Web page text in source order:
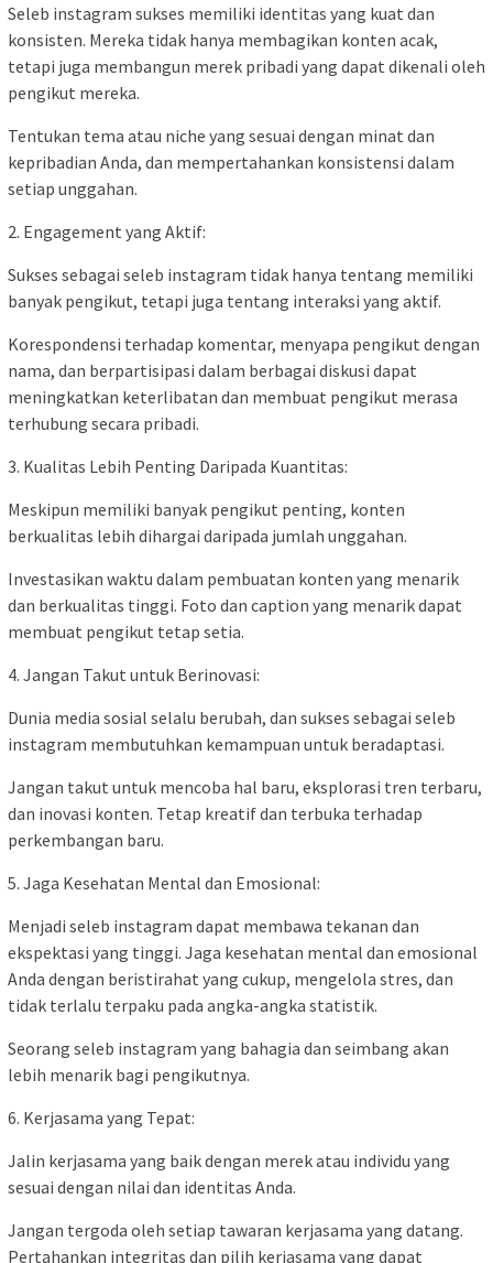
Seleb instagram sukses memiliki identitas yang kuat dan
konsisten. Mereka tidak hanya membagikan konten acak,
tetapi juga membangun merek pribadi yang dapat dikenali oleh
pengikut mereka.
Tentukan tema atau niche yang sesuai dengan minat dan
kepribadian Anda, dan mempertahankan konsistensi dalam
setiap unggahan.
2. Engagement yang Aktif:
Sukses sebagai seleb instagram tidak hanya tentang memiliki
banyak pengikut, tetapi juga tentang interaksi yang aktif.
Korespondensi terhadap komentar, menyapa pengikut dengan
nama, dan berpartisipasi dalam berbagai diskusi dapat
meningkatkan keterlibatan dan membuat pengikut merasa
terhubung secara pribadi.
3. Kualitas Lebih Penting Daripada Kuantitas:
Meskipun memiliki banyak pengikut penting, konten
berkualitas lebih dihargai daripada jumlah unggahan.
Investasikan waktu dalam pembuatan konten yang menarik
dan berkualitas tinggi. Foto dan caption yang menarik dapat
membuat pengikut tetap setia.
4. Jangan Takut untuk Berinovasi:
Dunia media sosial selalu berubah, dan sukses sebagai seleb
instagram membutuhkan kemampuan untuk beradaptasi.
Jangan takut untuk mencoba hal baru, eksplorasi tren terbaru,
dan inovasi konten. Tetap kreatif dan terbuka terhadap
perkembangan baru.
5. Jaga Kesehatan Mental dan Emosional:
Menjadi seleb instagram dapat membawa tekanan dan
ekspektasi yang tinggi. Jaga kesehatan mental dan emosional
Anda dengan beristirahat yang cukup, mengelola stres, dan
tidak terlalu terpaku pada angka-angka statistik.
Seorang seleb instagram yang bahagia dan seimbang akan
lebih menarik bagi pengikutnya.
6. Kerjasama yang Tepat:
Jalin kerjasama yang baik dengan merek atau individu yang
sesuai dengan nilai dan identitas Anda.
Jangan tergoda oleh setiap tawaran kerjasama yang datang.
Pertahankan integritas dan pilih kerjasama yang dapat